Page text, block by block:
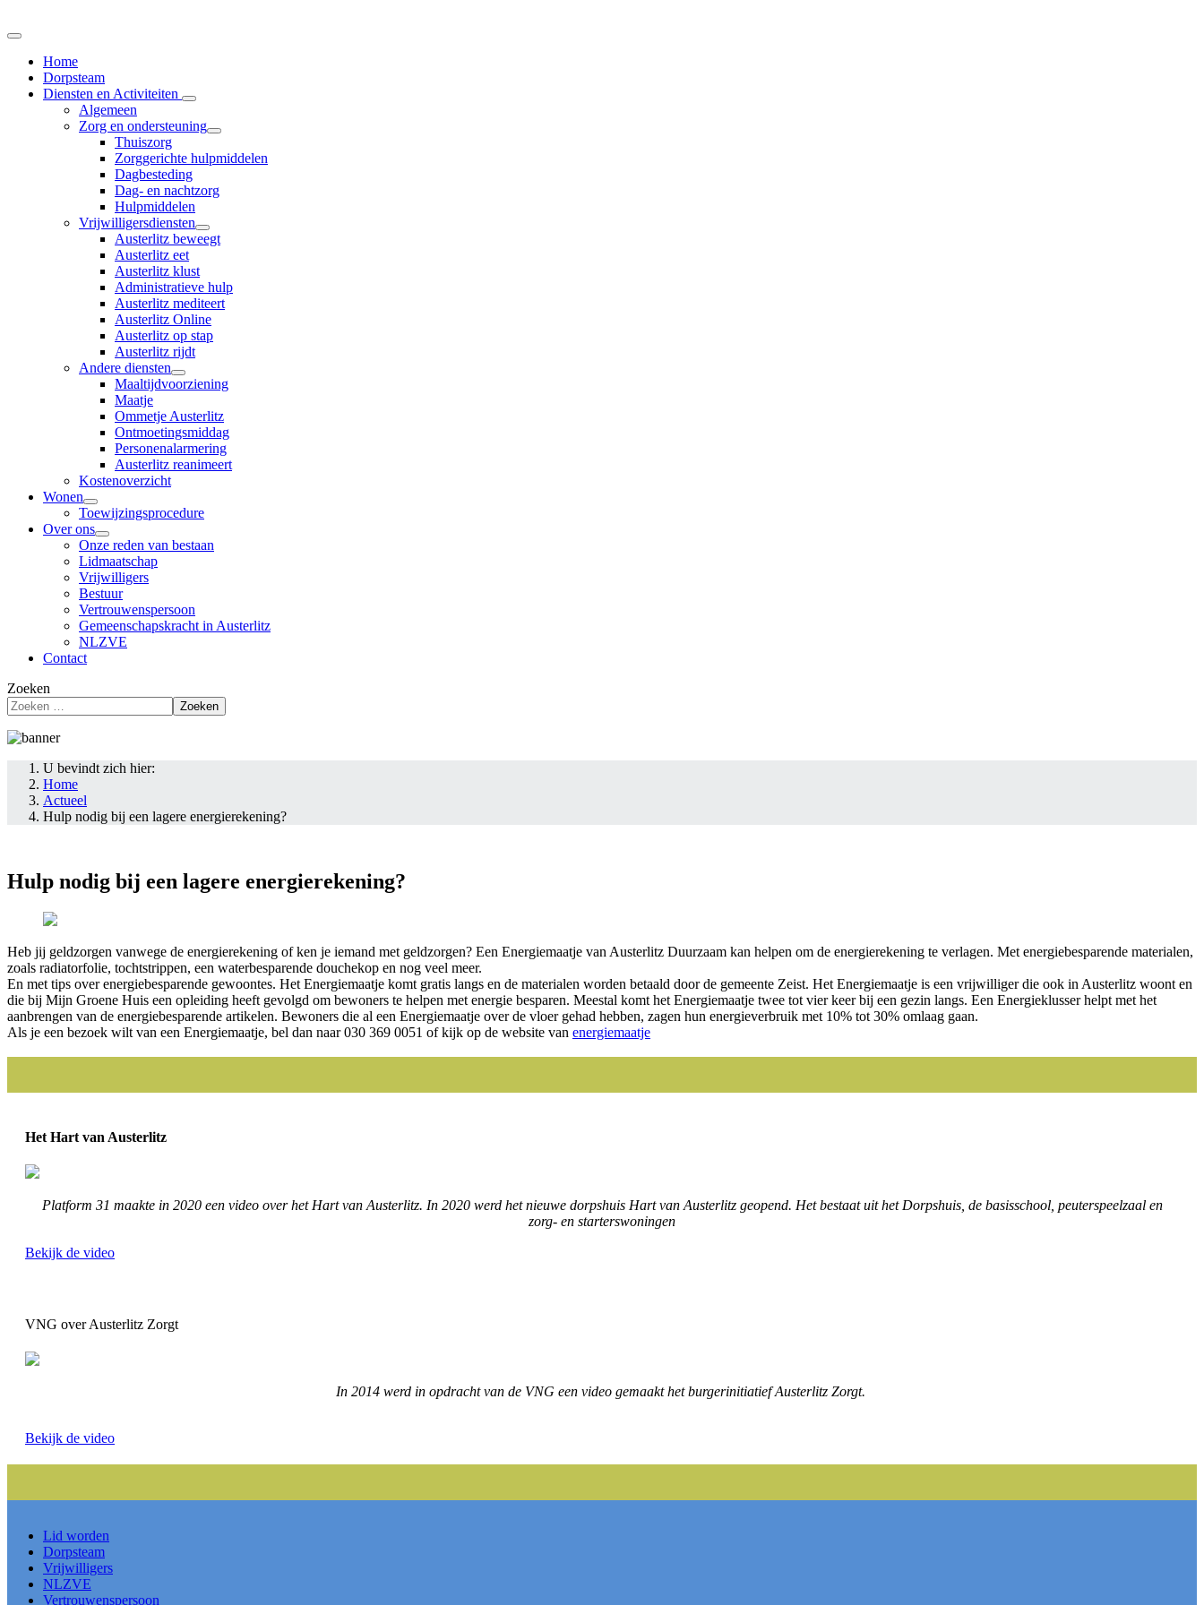
Home
Dorpsteam
Diensten en Activiteiten
Algemeen
Zorg en ondersteuning
Thuiszorg
Zorggerichte hulpmiddelen
Dagbesteding
Dag- en nachtzorg
Hulpmiddelen
Vrijwilligersdiensten
Austerlitz beweegt
Austerlitz eet
Austerlitz klust
Administratieve hulp
Austerlitz mediteert
Austerlitz Online
Austerlitz op stap
Austerlitz rijdt
Andere diensten
Maaltijdvoorziening
Maatje
Ommetje Austerlitz
Ontmoetingsmiddag
Personenalarmering
Austerlitz reanimeert
Kostenoverzicht
Wonen
Toewijzingsprocedure
Over ons
Onze reden van bestaan
Lidmaatschap
Vrijwilligers
Bestuur
Vertrouwenspersoon
Gemeenschapskracht in Austerlitz
NLZVE
Contact
Zoeken
Zoeken
U bevindt zich hier:
Home
Actueel
Hulp nodig bij een lagere energierekening?
Hulp nodig bij een lagere energierekening?
Heb jij geldzorgen vanwege de energierekening of ken je iemand met geldzorgen? Een Energiemaatje van Austerlitz Duurzaam kan helpen om de energierekening te verlagen. Met energiebesparende materialen,
zoals radiatorfolie, tochtstrippen, een waterbesparende douchekop en nog veel meer.
En met tips over energiebesparende gewoontes. Het Energiemaatje komt gratis langs en de materialen worden betaald door de gemeente Zeist. Het Energiemaatje is een vrijwilliger die ook in Austerlitz woont en
die bij Mijn Groene Huis een opleiding heeft gevolgd om bewoners te helpen met energie besparen. Meestal komt het Energiemaatje twee tot vier keer bij een gezin langs. Een Energieklusser helpt met het
aanbrengen van de energiebesparende artikelen. Bewoners die al een Energiemaatje over de vloer gehad hebben, zagen hun energieverbruik met 10% tot 30% omlaag gaan.
Als je een bezoek wilt van een Energiemaatje, bel dan naar 030 369 0051 of kijk op de website van energiemaatje
Het Hart van Austerlitz
Platform 31 maakte in 2020 een video over het Hart van Austerlitz. In 2020 werd het nieuwe dorpshuis Hart van Austerlitz geopend. Het bestaat uit het Dorpshuis, de basisschool, peuterspeelzaal en
zorg- en starterswoningen
Bekijk de video
VNG over Austerlitz Zorgt
In 2014 werd in opdracht van de VNG een video gemaakt het burgerinitiatief Austerlitz Zorgt.
Bekijk de video
Lid worden
Dorpsteam
Vrijwilligers
NLZVE
Vertrouwenspersoon